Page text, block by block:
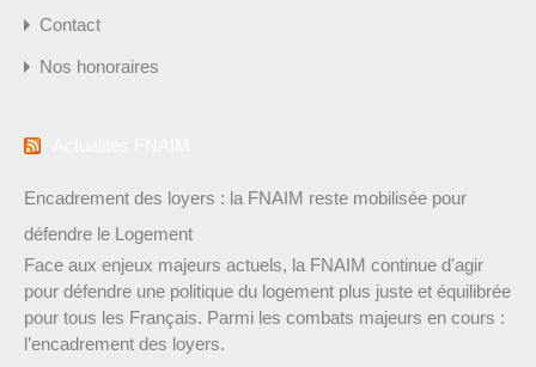
Contact
Nos honoraires
Encadrement des loyers : la FNAIM reste mobilisée pour
défendre le Logement
Face aux enjeux majeurs actuels, la FNAIM continue d'agir
pour défendre une politique du logement plus juste et équilibrée
pour tous les Français. Parmi les combats majeurs en cours :
l’encadrement des loyers.